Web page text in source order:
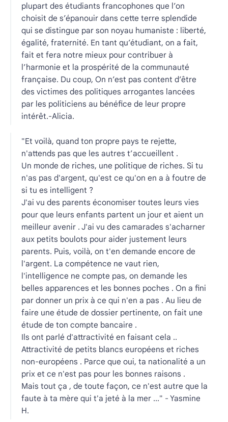
plupart des étudiants francophones que l’on
choisit de s’épanouir dans cette terre splendide
qui se distingue par son noyau humaniste : liberté,
égalité, fraternité. En tant qu’étudiant, on a fait,
fait et fera notre mieux pour contribuer à
l’harmonie et la prospérité de la communauté
française. Du coup, On n’est pas content d’être
des victimes des politiques arrogantes lancées
par les politiciens au bénéfice de leur propre
intérêt.-Alicia.
"Et voilà, quand ton propre pays te rejette,
n'attends pas que les autres t’accueillent .
Un monde de riches, une politique de riches. Si tu
n'as pas d'argent, qu'est ce qu'on en a à foutre de
si tu es intelligent ?
J'ai vu des parents économiser toutes leurs vies
pour que leurs enfants partent un jour et aient un
meilleur avenir . J'ai vu des camarades s'acharner
aux petits boulots pour aider justement leurs
parents. Puis, voilà, on t'en demande encore de
l'argent. La compétence ne vaut rien,
l'intelligence ne compte pas, on demande les
belles apparences et les bonnes poches . On a fini
par donner un prix à ce qui n'en a pas . Au lieu de
faire une étude de dossier pertinente, on fait une
étude de ton compte bancaire .
Ils ont parlé d'attractivité en faisant cela ..
Attractivité de petits blancs européens et riches
non-européens . Parce que oui, ta nationalité a un
prix et ce n'est pas pour les bonnes raisons .
Mais tout ça , de toute façon, ce n'est autre que la
faute à ta mère qui t'a jeté à la mer ..." - Yasmine
H.